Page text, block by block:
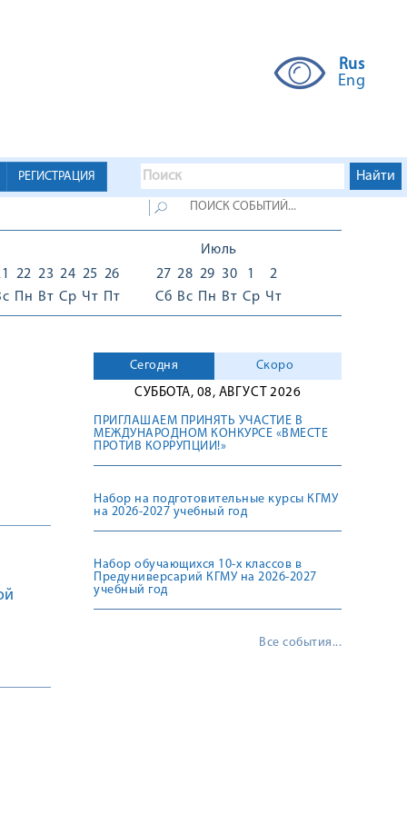
Rus
Eng
РЕГИСТРАЦИЯ
22
Пн
23
Вт
24
Ср
25
Чт
26
Пт
Июль
27
Сб
28
Вс
29
Пн
30
Вт
1
Ср
2
Чт
Сегодня
Скоро
СУББОТА, 08, АВГУСТ 2026
ПРИГЛАШАЕМ ПРИНЯТЬ УЧАСТИЕ В
МЕЖДУНАРОДНОМ КОНКУРСЕ «ВМЕСТЕ
ПРОТИВ КОРРУПЦИИ!»
Набор на подготовительные курсы КГМУ
на 2026-2027 учебный год
Набор обучающихся 10-х классов в
Предуниверсарий КГМУ на 2026-2027
учебный год
Все события...